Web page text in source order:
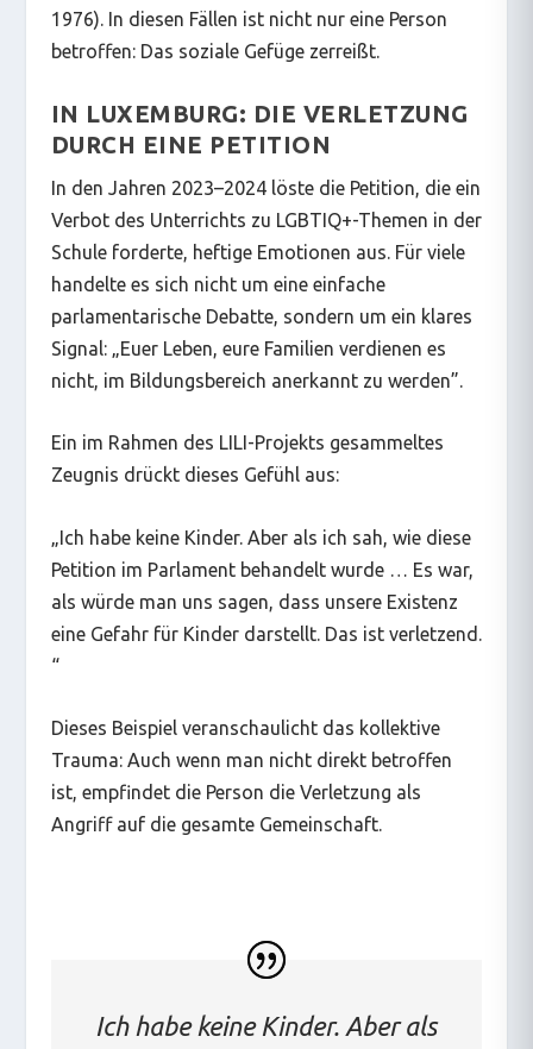
1976). In diesen Fällen ist nicht nur eine Person
betroffen: Das soziale Gefüge zerreißt.
IN LUXEMBURG: DIE VERLETZUNG
DURCH EINE PETITION
In den Jahren 2023–2024 löste die Petition, die ein
Verbot des Unterrichts zu LGBTIQ+-Themen in der
Schule forderte, heftige Emotionen aus. Für viele
handelte es sich nicht um eine einfache
parlamentarische Debatte, sondern um ein klares
Signal: „Euer Leben, eure Familien verdienen es
nicht, im Bildungsbereich anerkannt zu werden”.
Ein im Rahmen des LILI-Projekts gesammeltes
Zeugnis drückt dieses Gefühl aus:
„Ich habe keine Kinder. Aber als ich sah, wie diese
Petition im Parlament behandelt wurde … Es war,
als würde man uns sagen, dass unsere Existenz
eine Gefahr für Kinder darstellt. Das ist verletzend.
“
Dieses Beispiel veranschaulicht das kollektive
Trauma: Auch wenn man nicht direkt betroffen
ist, empfindet die Person die Verletzung als
Angriff auf die gesamte Gemeinschaft.
Ich habe keine Kinder. Aber als